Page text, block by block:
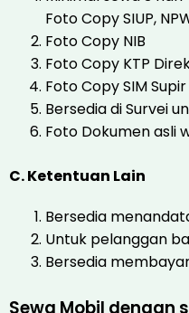
Foto Copy SIUP,
Foto Copy NIB
Foto Copy KTP
Foto Copy SIM Supir
Bersedia di Survei
Foto Dokumen asli
C. Ketentuan Lain
Bersedia
Untuk pelanggan
Bersedia